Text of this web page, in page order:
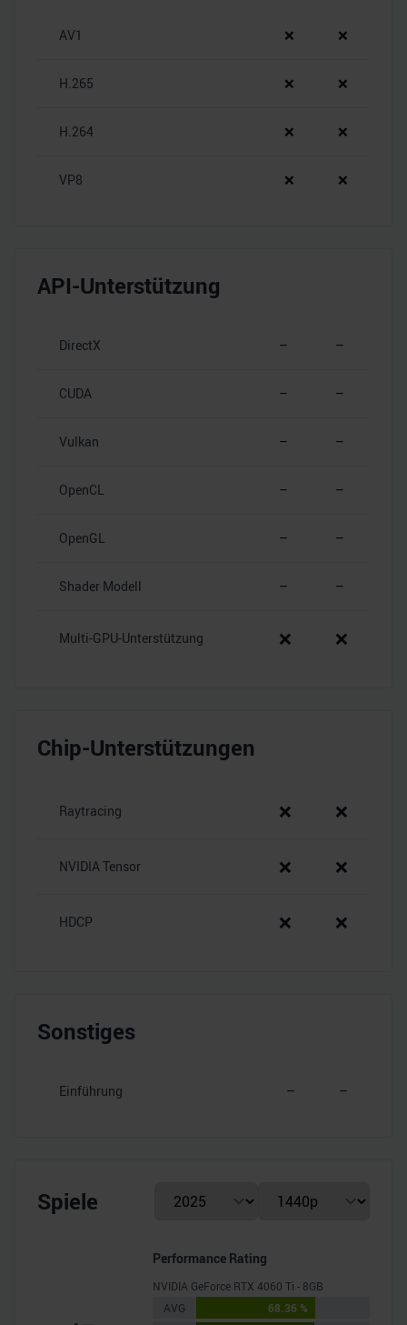
AV1 ❌ ❌
H.265 ❌ ❌
H.264 ❌ ❌
VP8 ❌ ❌
API-Unterstützung
DirectX – –
CUDA – –
Vulkan – –
OpenCL – –
OpenGL – –
Shader Modell – –
Multi-GPU-Unterstützung ❌ ❌
Chip-Unterstützungen
Raytracing ❌ ❌
NVIDIA Tensor ❌ ❌
HDCP ❌ ❌
Sonstiges
Einführung – –
Spiele
Performance Rating
NVIDIA GeForce RTX 4060 Ti - 8GB
AVG
68.36 %